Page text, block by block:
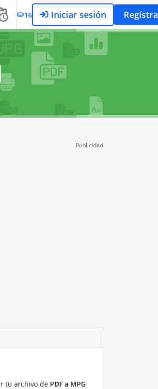
16 Iniciar sesión
Publicidad
tu archivo de PDF a MPG